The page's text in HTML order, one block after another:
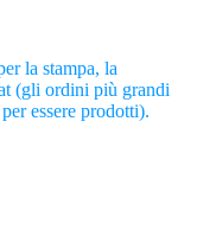
la stampa, la
(gli ordini più grandi
essere prodotti).